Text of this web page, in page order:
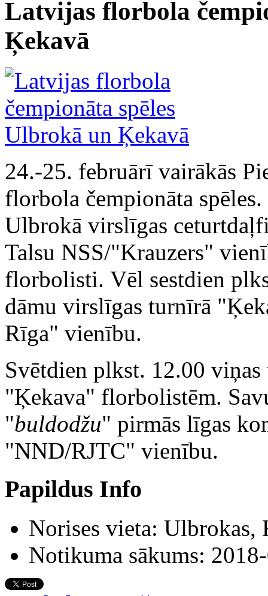
Latvijas florbola
Ķekavā
24.-25. februārī vairākās
florbola čempionāta
Ulbrokā virslīgas
Talsu NSS/"Krauzers"
florbolisti. Vēl sestdien
dāmu virslīgas turnīrā
Rīga" vienību.
Svētdien plkst. 12.00
"Ķekava" florbolistēm.
"buldodžu" pirmās līgas
"NND/RJTC" vienību.
Papildus Info
Norises vieta: Ulbrokas,
Notikuma sākums: